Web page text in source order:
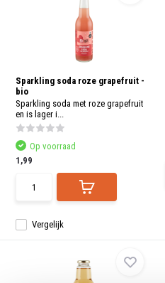
Sparkling soda roze grapefruit -
bio
Sparkling soda met roze grapefruit
en is lager i...
Vergelijk
Op voorraad
1,99